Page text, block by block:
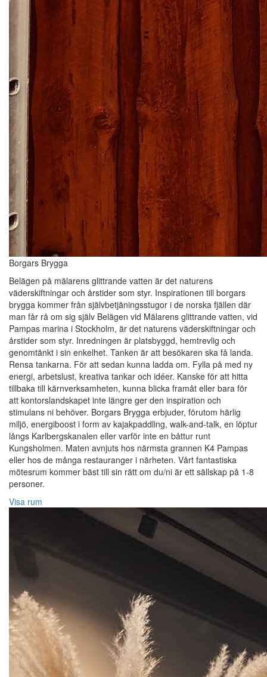
Borgars Brygga
Belägen på mälarens glittrande vatten är det naturens
väderskiftningar och årstider som styr. Inspirationen till borgars
brygga kommer från självbetjäningsstugor i de norska fjällen där
man får rå om sig själv Belägen vid Mälarens glittrande vatten, vid
Pampas marina i Stockholm, är det naturens väderskiftningar och
årstider som styr. Inredningen är platsbyggd, hemtrevlig och
genomtänkt i sin enkelhet. Tanken är att besökaren ska få landa.
Rensa tankarna. För att sedan kunna ladda om. Fylla på med ny
energi, arbetslust, kreativa tankar och idéer. Kanske för att hitta
tillbaka till kärnverksamheten, kunna blicka framåt eller bara för
att kontorslandskapet inte längre ger den inspiration och
stimulans ni behöver. Borgars Brygga erbjuder, förutom härlig
miljö, energiboost i form av kajakpaddling, walk-and-talk, en löptur
långs Karlbergskanalen eller varför inte en båttur runt
Kungsholmen. Maten avnjuts hos närmsta grannen K4 Pampas
eller hos de många restauranger i närheten. Vårt fantastiska
mötesrum kommer bäst till sin rätt om du/ni är ett sällskap på 1-8
personer.
Visa rum